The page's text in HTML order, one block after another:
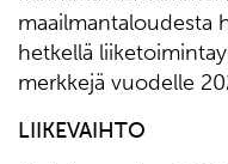
maailmantaloudesta
hetkellä
merkkejä vuodelle
LIIKEVAIHTO